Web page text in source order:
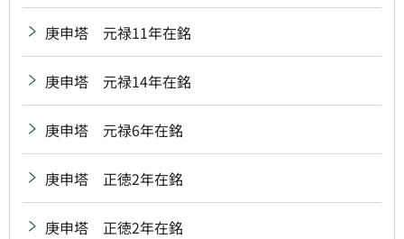
庚申塔 元禄11年在銘
庚申塔 元禄14年在銘
庚申塔 元禄6年在銘
庚申塔 正徳2年在銘
庚申塔 正徳2年在銘